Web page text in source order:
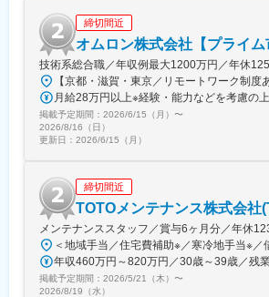
締切間近
オムロン株式会社【プライム
技術系総合職／年収例最大1200万円／年休
掲載予定期間： 2026/6/15（月） 〜
2026/8/16（日）
更新日： 2026/6/15（月）
締切間近
TOTOメンテナンス株式会社
メンテナンススタッフ／賞与6ヶ月分／年休
掲載予定期間： 2026/5/21（木） 〜
2026/8/19（水）